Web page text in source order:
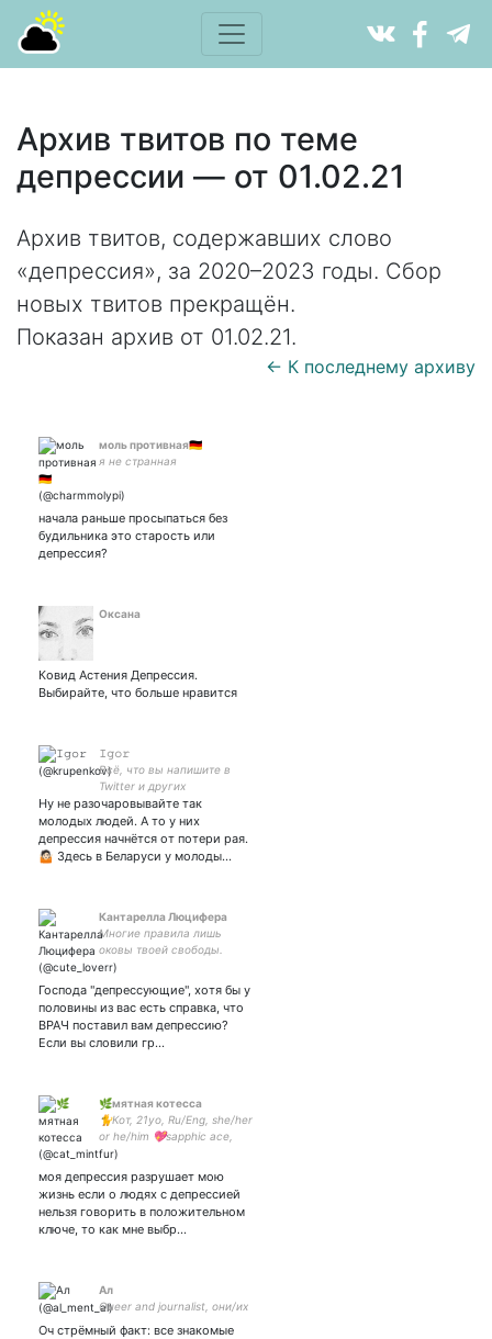
Архив твитов по теме
депрессии — от 01.02.21
Архив твитов, содержавших слово
«депрессия», за 2020–2023 годы. Сбор
новых твитов прекращён.
Показан архив от 01.02.21.
← К последнему архиву
моль противная🇩🇪
я не странная
начала раньше просыпаться без
будильника это старость или
депрессия?
Оксана
Ковид Астения Депрессия.
Выбирайте, что больше нравится
𝙸𝚐𝚘𝚛
Всё, что вы напишите в
Twitter и других
социальных сетях, может
и будет использовано
против вас
Ну не разочаровывайте так
молодых людей. А то у них
депрессия начнётся от потери рая.
🤷🏻 Здесь в Беларуси у молоды…
Кантарелла Люцифера
Многие правила лишь
оковы твоей свободы.
Делай что хочешь, пока это
Господа "депрессующие", хотя бы у
половины из вас есть справка, что
ВРАЧ поставил вам депрессию?
Если вы словили гр…
🌿мятная котесса
🐈Кот, 21yo, Ru/Eng, she/her
or he/him 💖sapphic ace,
афаб жижа 🌿студентка-
blocking antis, terfs & other
trash. Not nsfw free
моя депрессия разрушает мою
жизнь если о людях с депрессией
нельзя говорить в положительном
ключе, то как мне выбр…
Ал
Queer and journalist, они/их
Оч стрёмный факт: все знакомые